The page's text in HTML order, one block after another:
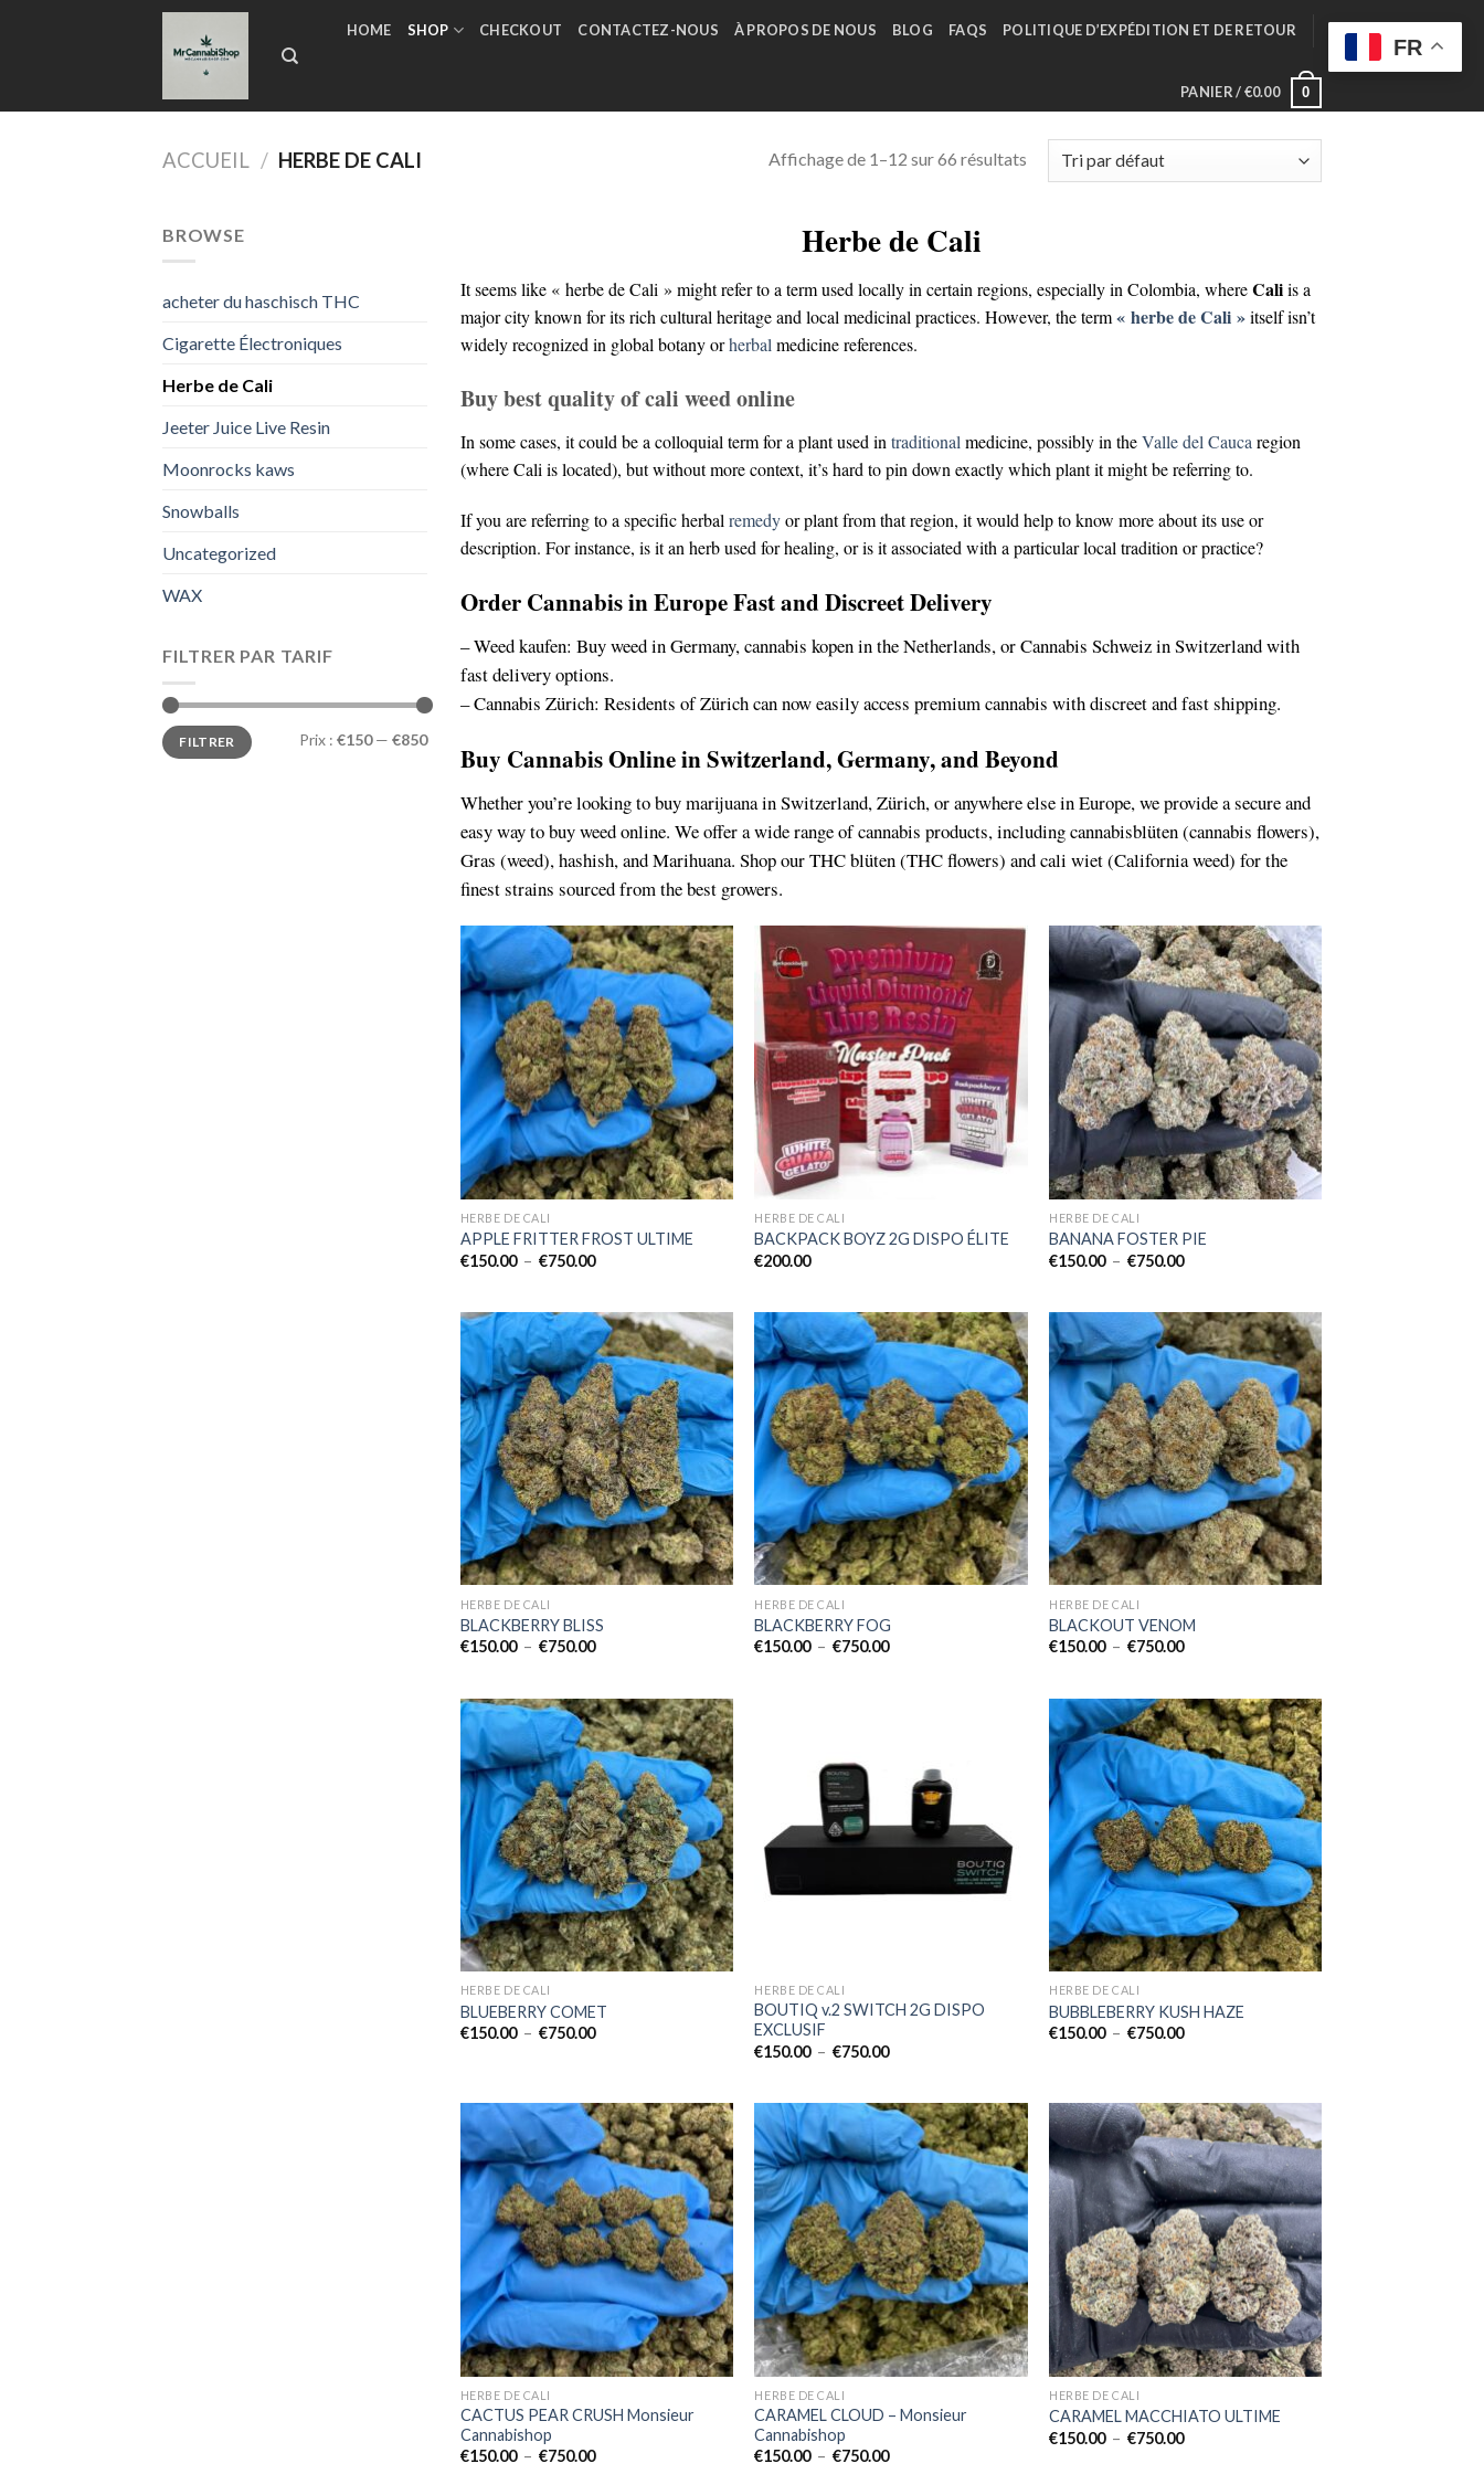
HOME SHOP CHECKOUT CONTACTEZ-NOUS À PROPOS DE NOUS BLOG FAQS POLITIQUE D’EXPÉDITION ET DE RETOUR
PANIER /€0.00 0
ACCUEIL / HERBE DE CALI Affichage de 1–12 sur 66 résultats
BROWSE
acheter du haschisch THC
Cigarette Électroniques
Herbe de Cali
Jeeter Juice Live Resin
Moonrocks kaws
Snowballs
Uncategorized
WAX
FILTRER PAR TARIF
Prix
min
Prix
maxFILTRER Prix : €150— €850
Herbe de Cali
It seems like « herbe de Cali » might refer to a term used locally in certain regions, especially in Colombia, whereCaliis a
major city known for its rich cultural heritage and local medicinal practices. However, the term« herbe de Cali »itself isn’t
widely recognized in global botany orherbal medicine references.
Buy best quality of cali weed online
In some cases, it could be a colloquial term for a plant used intraditionalmedicine, possibly in theValle del Caucaregion
(where Cali is located), but without more context, it’s hard to pin down exactly which plant it might be referring to.
If you are referring to a specific herbal remedyor plant from that region, it would help to know more about its use or
description. For instance, is it an herb used for healing, or is it associated with a particular local tradition or practice?
Order Cannabis in Europe Fast and Discreet Delivery
– Weed kaufen: Buy weed inGermany, cannabis kopen in theNetherlands, or Cannabis Schweiz in Switzerland with
fast delivery options.
– Cannabis Zürich: Residents of Zürich can now easily access premium cannabis with discreet andfast shipping.
Buy Cannabis Online in Switzerland, Germany, and Beyond
Whether you’relookingto buy marijuana inSwitzerland, Zürich, or anywhere else in Europe, we provide a secure and
easy way to buy weed online. We offer a wide range of cannabis products, including cannabisblüten (cannabis flowers),
Gras (weed), hashish, and Marihuana. Shop our THC blüten (THC flowers) and cali wiet (California weed) for the
finest strains sourced from thebest growers.
HERBE DE CALI
APPLE FRITTER FROST ULTIME
€150.00 – €750.00Plage
à
€750.00
HERBE DE CALI
BACKPACK BOYZ 2G DISPO ÉLITE
€200.00
HERBE DE CALI
BANANA FOSTER PIE
€150.00 – €750.00Plage
à
€750.00
HERBE DE CALI
BLACKBERRY BLISS
€150.00 – €750.00Plage
à
€750.00
HERBE DE CALI
BLACKBERRY FOG
€150.00 – €750.00Plage
HERBE DE CALI
BLACKOUT VENOM
€150.00 – €750.00Plage
à
€750.00
HERBE DE CALI
BLUEBERRY COMET
€150.00 – €750.00Plage
€750.00
HERBE DE CALI
BOUTIQ v.2 SWITCH 2G DISPO
EXCLUSIF
€150.00 – €750.00Plage
à
€750.00
HERBE DE CALI
BUBBLEBERRY KUSH HAZE
€150.00 – €750.00Plage
€750.00
HERBE DE CALI
CACTUS PEAR CRUSH Monsieur
Cannabishop
€150.00 – €750.00Plage
HERBE DE CALI
CARAMEL CLOUD – Monsieur
Cannabishop
€150.00 – €750.00Plage
HERBE DE CALI
CARAMEL MACCHIATO ULTIME
€150.00 – €750.00Plage
FR